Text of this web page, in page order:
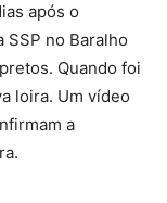
após o
no Baralho
Quando foi
loira. Um vídeo
a